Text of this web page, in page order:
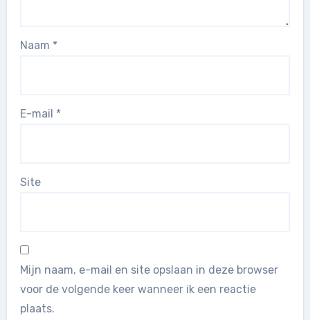
Naam *
E-mail *
Site
Mijn naam, e-mail en site opslaan in deze browser
voor de volgende keer wanneer ik een reactie
plaats.